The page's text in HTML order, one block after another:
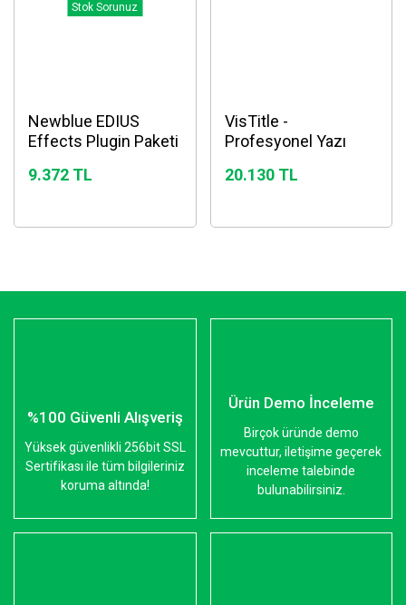
Stok Sorunuz
Newblue EDIUS
Effects Plugin Paketi
9.372 TL
VisTitle -
Profesyonel Yazı
20.130 TL
%100 Güvenli Alışveriş
Yüksek güvenlikli 256bit SSL
Sertifikası ile tüm bilgileriniz
koruma altında!
Ürün Demo İnceleme
Birçok üründe demo
mevcuttur, iletişime geçerek
inceleme talebinde
bulunabilirsiniz.